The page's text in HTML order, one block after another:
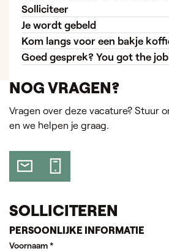
Solliciteer
Je wordt gebeld
Kom langs voor een bakje
Goed gesprek? You got the
NOG VRAGEN?
Vragen over deze vacature? Stuur
en we helpen je graag.
SOLLICITEREN
PERSOONLIJKE INFORMATIE
Voornaam*